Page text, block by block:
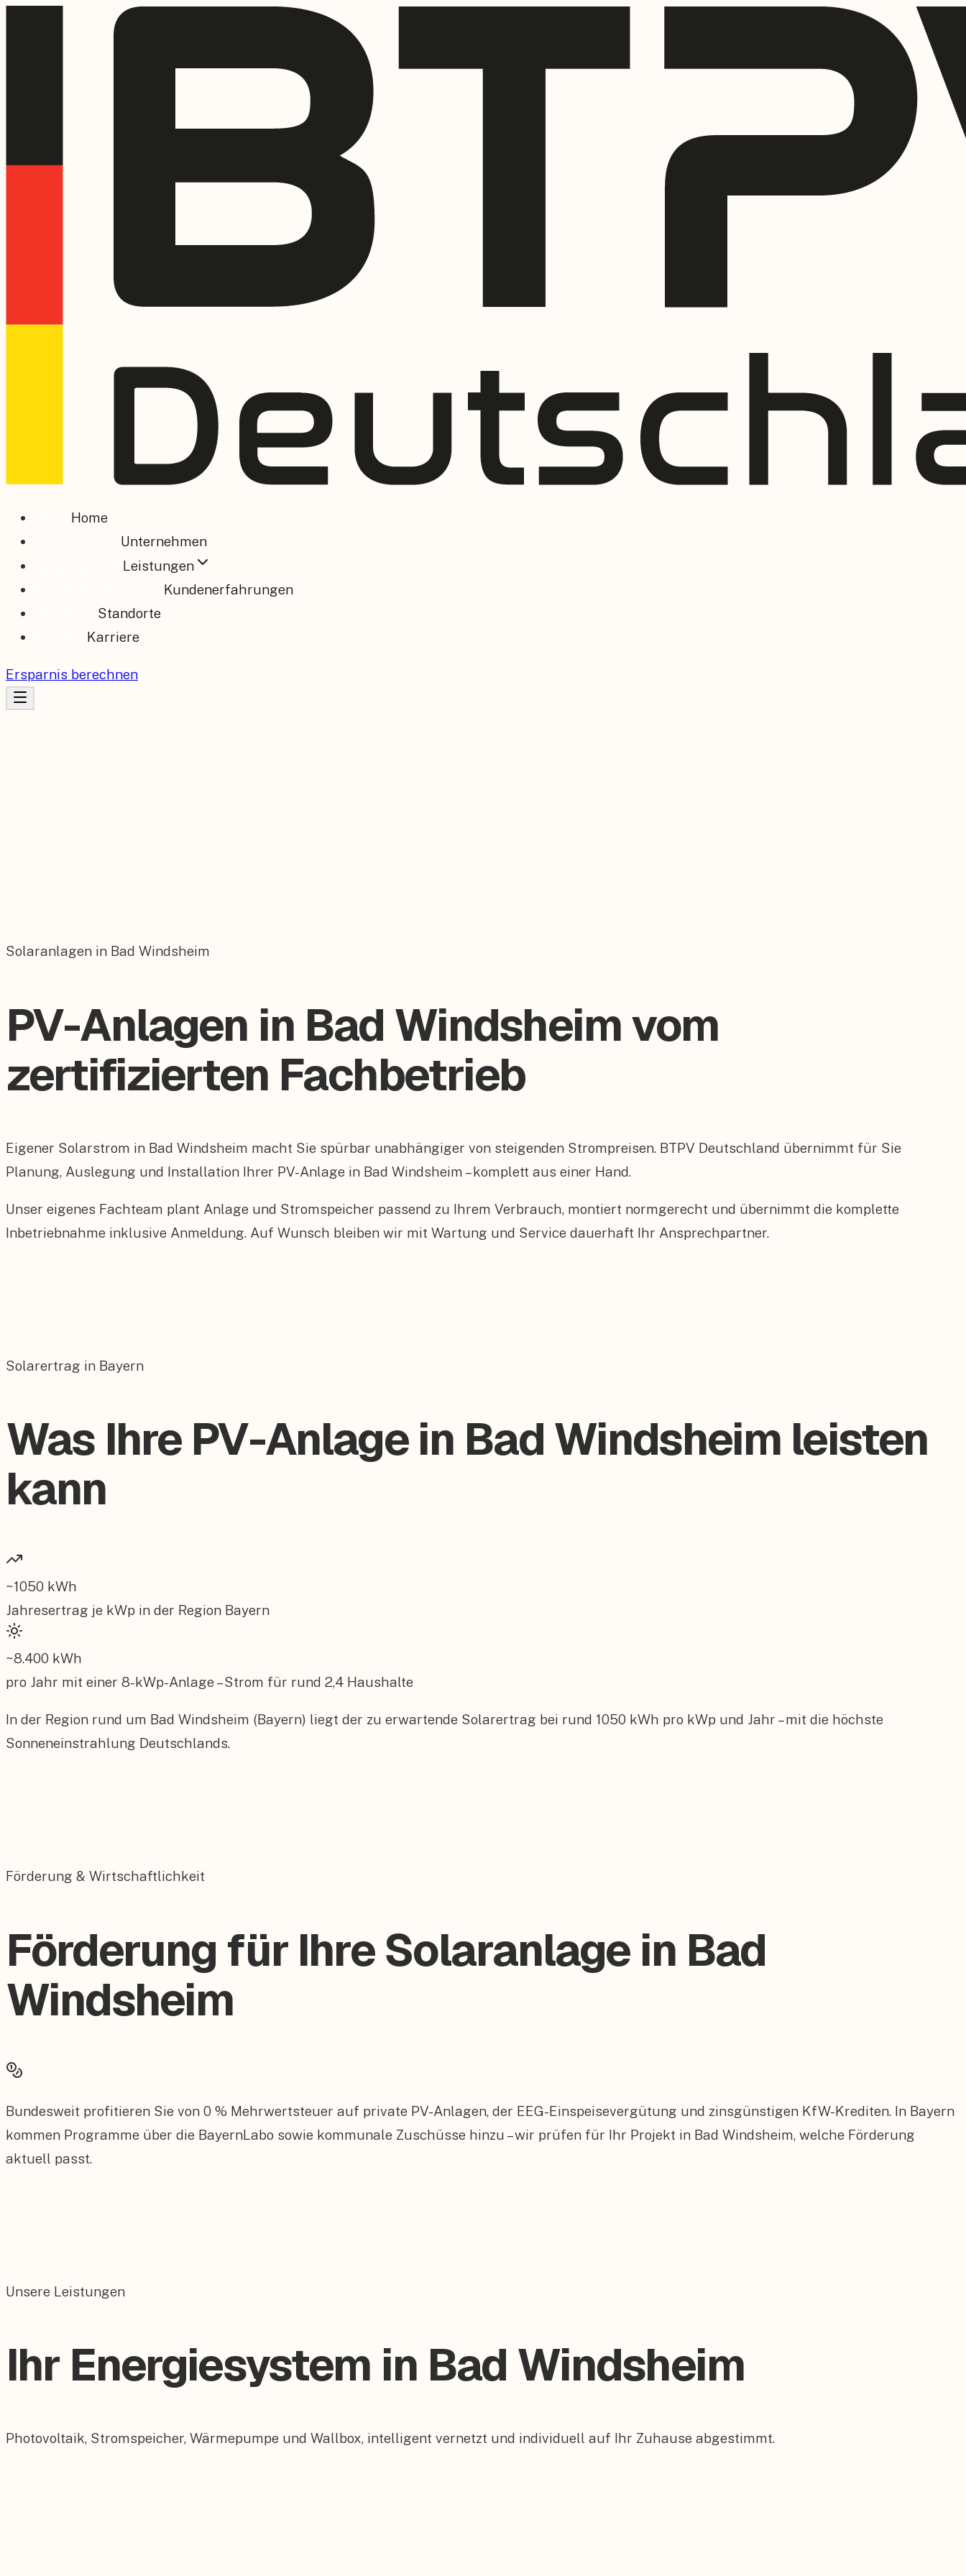
Home
Unternehmen
Leistungen
Kundenerfahrungen
Standorte
Karriere
Ersparnis berechnen
Solaranlagen in Bad Windsheim
PV-Anlagen in Bad Windsheim vom
zertifizierten Fachbetrieb
Eigener Solarstrom in Bad Windsheim macht Sie spürbar unabhängiger von steigenden Strompreisen. BTPV Deutschland übernimmt für Sie
Planung, Auslegung und Installation Ihrer PV-Anlage in Bad Windsheim – komplett aus einer Hand.
Unser eigenes Fachteam plant Anlage und Stromspeicher passend zu Ihrem Verbrauch, montiert normgerecht und übernimmt die komplette
Inbetriebnahme inklusive Anmeldung. Auf Wunsch bleiben wir mit Wartung und Service dauerhaft Ihr Ansprechpartner.
Solarertrag in Bayern
Was Ihre PV-Anlage in Bad Windsheim leisten
kann
~1050 kWh
Jahresertrag je kWp in der Region Bayern
~8.400 kWh
pro Jahr mit einer 8-kWp-Anlage – Strom für rund 2,4 Haushalte
In der Region rund um Bad Windsheim (Bayern) liegt der zu erwartende Solarertrag bei rund 1050 kWh pro kWp und Jahr – mit die höchste
Sonneneinstrahlung Deutschlands.
Förderung & Wirtschaftlichkeit
Förderung für Ihre Solaranlage in Bad
Windsheim
Bundesweit profitieren Sie von 0 % Mehrwertsteuer auf private PV-Anlagen, der EEG-Einspeisevergütung und zinsgünstigen KfW-Krediten. In Bayern
kommen Programme über die BayernLabo sowie kommunale Zuschüsse hinzu – wir prüfen für Ihr Projekt in Bad Windsheim, welche Förderung
aktuell passt.
Unsere Leistungen
Ihr Energiesystem in Bad Windsheim
Photovoltaik, Stromspeicher, Wärmepumpe und Wallbox, intelligent vernetzt und individuell auf Ihr Zuhause abgestimmt.